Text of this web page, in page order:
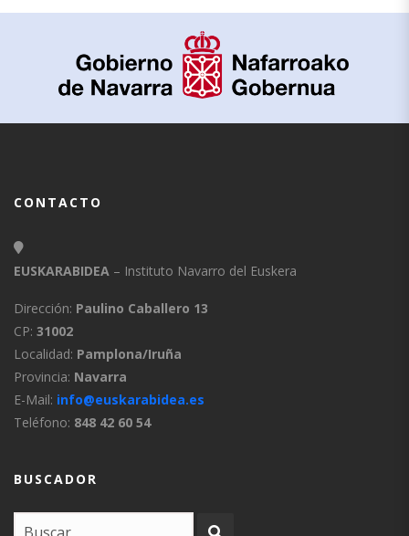
CONTACTO
EUSKARABIDEA – Instituto Navarro del Euskera
Dirección: Paulino Caballero 13
CP: 31002
Localidad: Pamplona/Iruña
Provincia: Navarra
E-Mail: info@euskarabidea.es
Teléfono: 848 42 60 54
BUSCADOR